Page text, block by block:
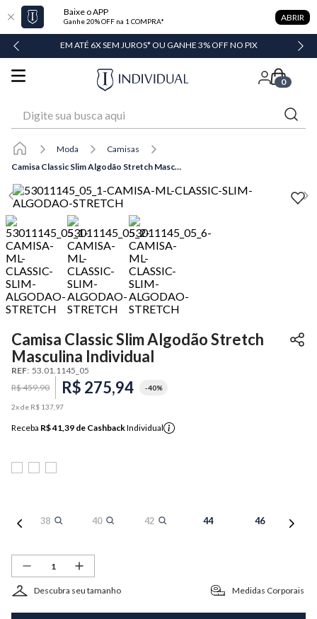
Baixe o APP
Ganhe 20% OFF na 1 COMPRA* ABRIR
EM ATÉ 6X SEM JUROS* OU GANHE 3% OFF NO PIX
0
Moda
Camisas
Camisa Classic Slim Algodão Stretch Masculina Individual
Camisa Classic Slim Algodão Stretch
Masculina Individual
REF: 53.01.1145_05
R$459,90 R$ 275,94 -40%
2x de R$ 137 97
Receba R$ 41,39 de CashbackIndividual
38 40 42 44 46
Descubra seu tamanho Medidas Corporais